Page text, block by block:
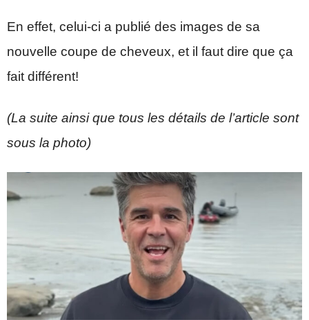
En effet, celui-ci a publié des images de sa
nouvelle coupe de cheveux, et il faut dire que ça
fait différent!
(La suite ainsi que tous les détails de l’article sont
sous la photo)